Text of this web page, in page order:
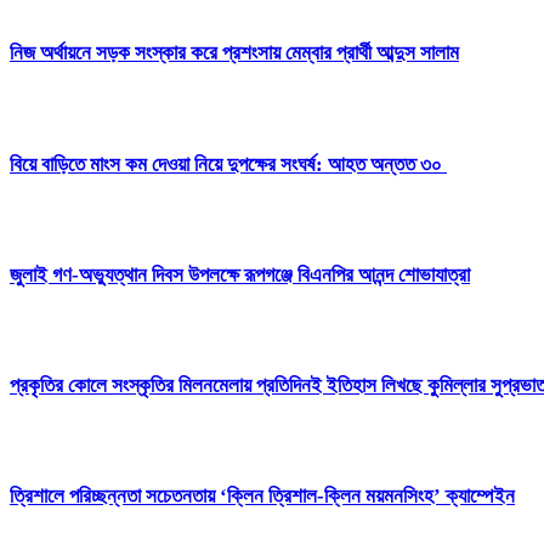
নিজ অর্থায়নে সড়ক সংস্কার করে প্রশংসায় মেম্বার প্রার্থী আব্দুস সালাম
বিয়ে বাড়িতে মাংস কম দেওয়া নিয়ে দুপক্ষের সংঘর্ষ: আহত অন্তত ৩০ ​
জুলাই গণ-অভ্যুত্থান দিবস উপলক্ষে রূপগঞ্জে বিএনপির আনন্দ শোভাযাত্রা
প্রকৃতির কোলে সংস্কৃতির মিলনমেলায় প্রতিদিনই ইতিহাস লিখছে কুমিল্লার
ত্রিশালে পরিচ্ছন্নতা সচেতনতায় ‘ক্লিন ত্রিশাল-ক্লিন ময়মনসিংহ’ ক্যাম্পেইন